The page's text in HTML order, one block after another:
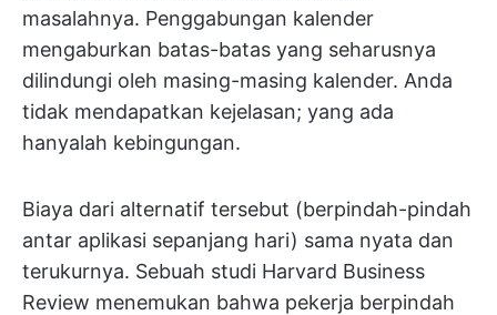
masalahnya. Penggabungan kalender
mengaburkan batas-batas yang seharusnya
dilindungi oleh masing-masing kalender. Anda
tidak mendapatkan kejelasan; yang ada
hanyalah kebingungan.
Biaya dari alternatif tersebut (berpindah-pindah
antar aplikasi sepanjang hari) sama nyata dan
terukurnya. Sebuah studi Harvard Business
Review menemukan bahwa pekerja berpindah